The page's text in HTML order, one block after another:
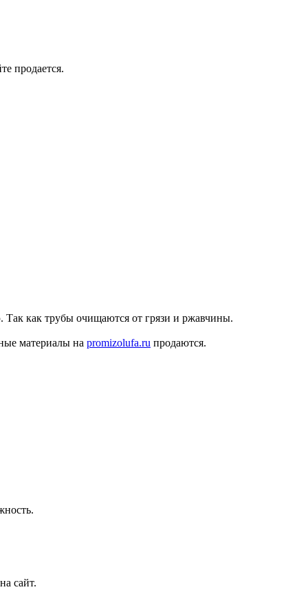
продается.
Так как трубы очищаются от грязи и ржавчины.
материалы на promizolufa.ru продаются.
сайт.